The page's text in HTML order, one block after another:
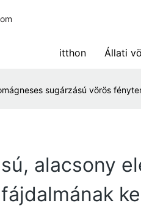
itthon Állati
sugárzású vörös
alacsony